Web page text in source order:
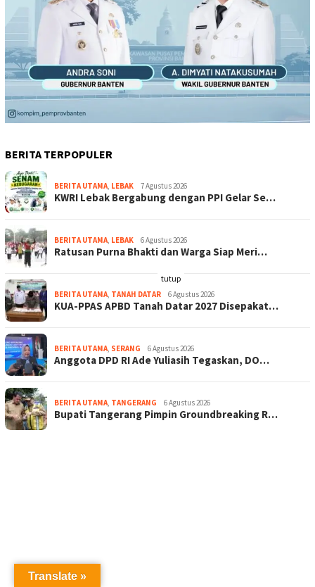
BERITA TERPOPULER
BERITA UTAMA, LEBAK 7 Agustus 2026
KWRI Lebak Bergabung dengan PPI Gelar Se…
BERITA UTAMA, LEBAK 6 Agustus 2026
Ratusan Purna Bhakti dan Warga Siap Meri…
BERITA UTAMA, TANAH DATAR 6 Agustus 2026
KUA-PPAS APBD Tanah Datar 2027 Disepakat…
BERITA UTAMA, SERANG 6 Agustus 2026
Anggota DPD RI Ade Yuliasih Tegaskan, DO…
BERITA UTAMA, TANGERANG 6 Agustus 2026
Bupati Tangerang Pimpin Groundbreaking R…
tutup
Translate »